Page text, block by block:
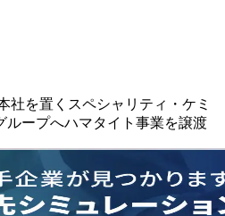
社を置くスペシャリティ・ケミ
ループへハマタイト事業を譲渡